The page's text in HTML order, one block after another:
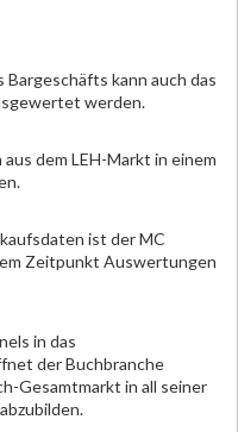
kann auch das
werden.
dem LEH-Markt in einem
ist der MC
Zeitpunkt Auswertungen
in das
der Buchbranche
Gesamtmarkt in all seiner